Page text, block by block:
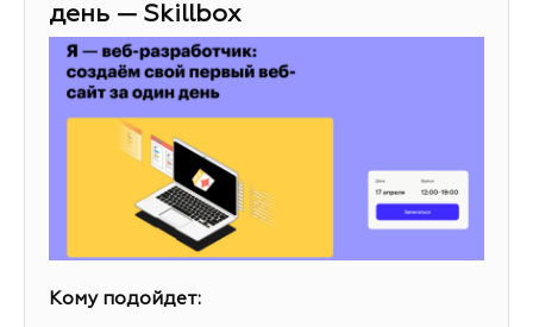
день — Skillbox
Кому подойдет: